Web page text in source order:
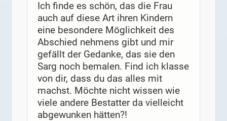
Ich finde es schön, das die Frau
auch auf diese Art ihren Kindern
eine besondere Möglichkeit des
Abschied nehmens gibt und mir
gefällt der Gedanke, das sie den
Sarg noch bemalen. Find ich klasse
von dir, dass du das alles mit
machst. Möchte nicht wissen wie
viele andere Bestatter da vielleicht
abgewunken hätten?!